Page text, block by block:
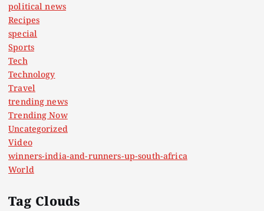
political news
Recipes
special
Sports
Tech
Technology
Travel
trending news
Trending Now
Uncategorized
Video
winners-india-and-runners-up-south-africa
World
Tag Clouds